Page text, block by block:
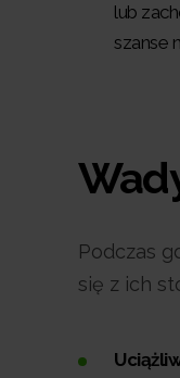
lub
szanse
Podczas
się z ich